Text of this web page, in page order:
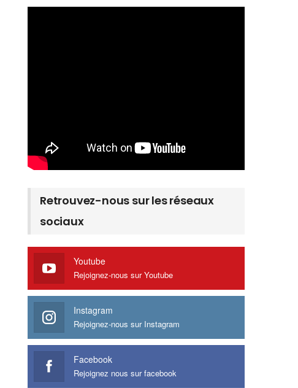
Retrouvez-nous sur les réseaux
sociaux
Youtube
Rejoignez-nous sur Youtube
Instagram
Rejoignez-nous sur Instagram
Facebook
Rejoignez nous sur facebook